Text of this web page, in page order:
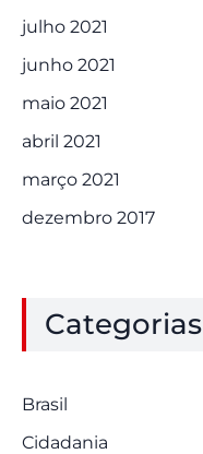
julho 2021
junho 2021
maio 2021
abril 2021
março 2021
dezembro 2017
Categorias
Brasil
Cidadania